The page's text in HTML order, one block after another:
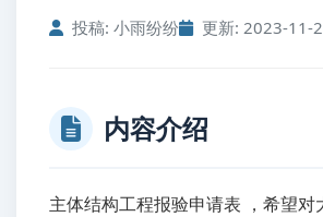
投稿: 小雨纷纷 更新: 2023-11-
内容介绍
主体结构工程报验申请表 ，希望对